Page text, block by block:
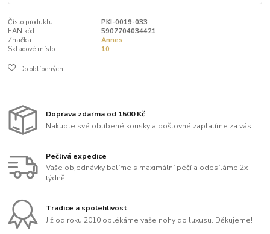
Číslo produktu:
PKI-0019-033
EAN kód:
5907704034421
Značka:
Annes
Skladové místo:
10
Do oblíbených
Doprava zdarma od 1500 Kč
Nakupte své oblíbené kousky a poštovné zaplatíme za vás.
Pečlivá expedice
Vaše objednávky balíme s maximální péčí a odesíláme 2x
týdně.
Tradice a spolehlivost
Již od roku 2010 oblékáme vaše nohy do luxusu. Děkujeme!